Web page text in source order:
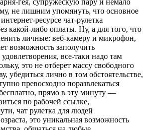
не лишним упомянуть, что основное
ресурсе чат-рулетка
какой-либо оплаты. Ну, а для того, что
личные: веб-камеру и микрофон,
возможность заполучить
все-таки надо там
это не отберет массу свободного
убедиться лично в том обстоятельстве,
превосходно поразвлекаться
прямо в эту минуту —
по рабочей ссылке,
чат рулетка для людей
это уникальная возможность